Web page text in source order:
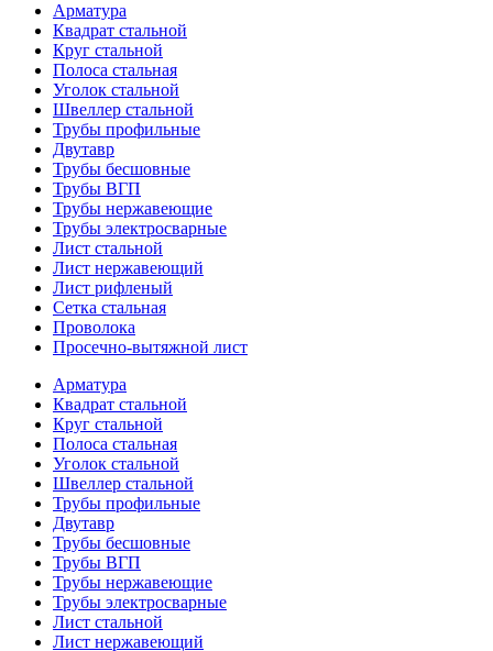
Арматура
Квадрат стальной
Круг стальной
Полоса стальная
Уголок стальной
Швеллер стальной
Трубы профильные
Двутавр
Трубы бесшовные
Трубы ВГП
Трубы нержавеющие
Трубы электросварные
Лист стальной
Лист нержавеющий
Лист рифленый
Сетка стальная
Проволока
Просечно-вытяжной лист
Арматура
Квадрат стальной
Круг стальной
Полоса стальная
Уголок стальной
Швеллер стальной
Трубы профильные
Двутавр
Трубы бесшовные
Трубы ВГП
Трубы нержавеющие
Трубы электросварные
Лист стальной
Лист нержавеющий